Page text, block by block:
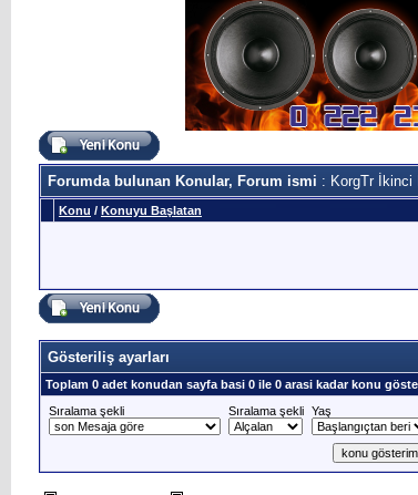
Forumda bulunan Konular, Forum ismi : KorgTr İkinci
Konu / Konuyu Başlatan
Gösteriliş ayarları
Toplam 0 adet konudan sayfa basi 0 ile 0 arasi kadar konu
Sıralama şekli
Sıralama şekli Yaş